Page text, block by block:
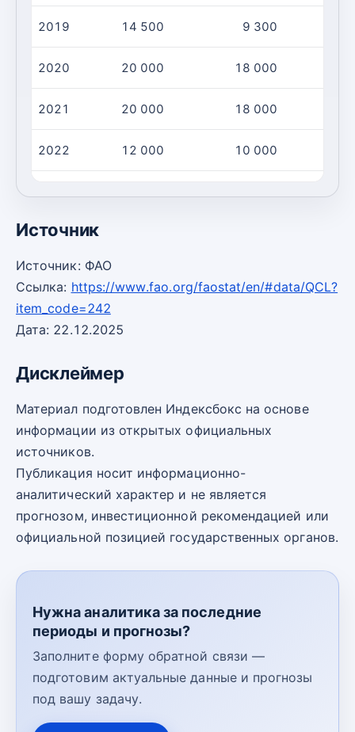
2019 14 500 9 300
2020 20 000 18 000
2021 20 000 18 000
2022 12 000 10 000
Источник
Источник: ФАО
Ссылка: https://www.fao.org/faostat/en/#data/QCL?
item_code=242
Дата: 22.12.2025
Дисклеймер
Материал подготовлен Индексбокс на основе
информации из открытых официальных
источников.
Публикация носит информационно-
аналитический характер и не является
прогнозом, инвестиционной рекомендацией или
официальной позицией государственных органов.
Нужна аналитика за последние
периоды и прогнозы?
Заполните форму обратной связи —
подготовим актуальные данные и прогнозы
под вашу задачу.